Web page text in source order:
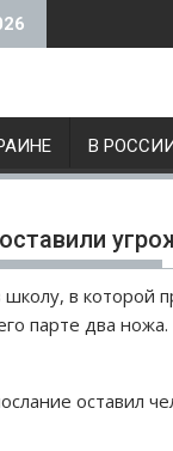
В
в которой
парте два
оставил